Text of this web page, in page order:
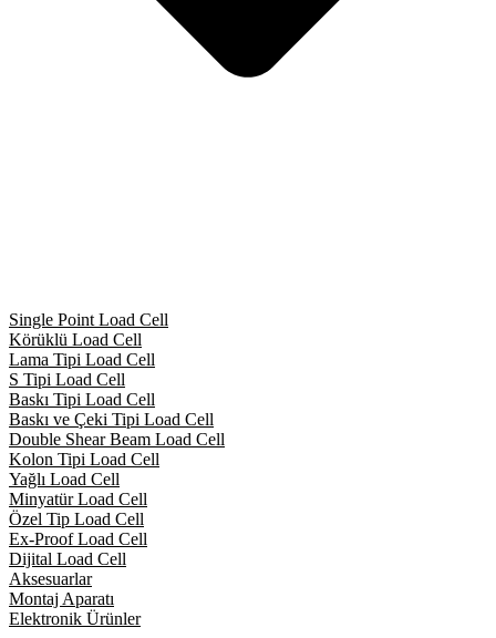
Single Point Load Cell
Körüklü Load Cell
Lama Tipi Load Cell
S Tipi Load Cell
Baskı Tipi Load Cell
Baskı ve Çeki Tipi Load Cell
Double Shear Beam Load Cell
Kolon Tipi Load Cell
Yağlı Load Cell
Minyatür Load Cell
Özel Tip Load Cell
Ex-Proof Load Cell
Dijital Load Cell
Aksesuarlar
Montaj Aparatı
Elektronik Ürünler